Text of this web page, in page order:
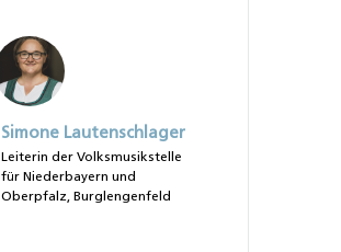
Simone Lautenschlager
Leiterin der Volksmusikstelle
für Niederbayern und
Oberpfalz, Burglengenfeld